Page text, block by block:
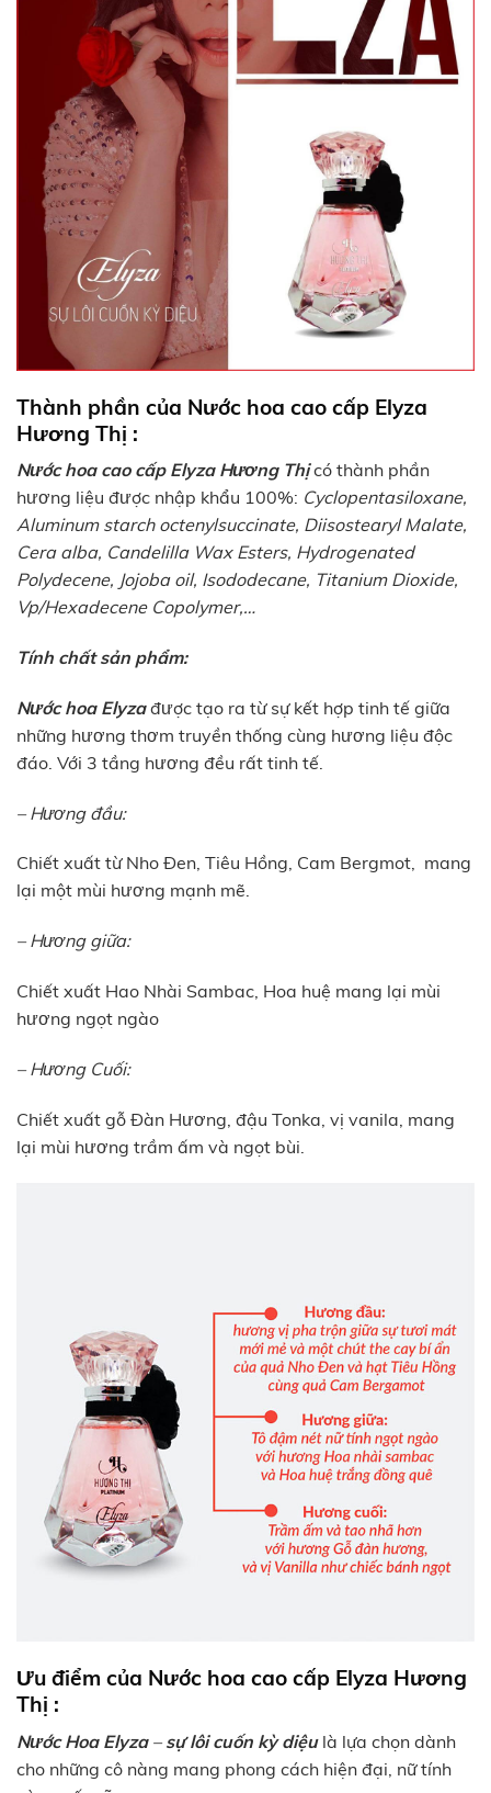
Thành phần của Nước hoa cao cấp Elyza
Hương Thị :
Nước hoa cao cấp Elyza Hương Thịcó thành phần
hương liệu được nhập khẩu 100%: Cyclopentasiloxane,
Aluminum starch octenylsuccinate, Diisostearyl Malate,
Cera alba, Candelilla Wax Esters, Hydrogenated
Polydecene, Jojoba oil, Isododecane, Titanium Dioxide,
Vp/Hexadecene Copolymer,…
Tính chất sản phẩm:
Nước hoa Elyza được tạo ra từ sự kết hợp tinh tế giữa
những hương thơm truyền thống cùng hương liệu độc
đáo. Với 3 tầng hương đều rất tinh tế.
– Hương đầu:
Chiết xuất từ Nho Đen, Tiêu Hồng, Cam Bergmot, mang
lại một mùi hương mạnh mẽ.
– Hương giữa:
Chiết xuất Hao Nhài Sambac, Hoa huệ mang lại mùi
hương ngọt ngào
– Hương Cuối:
Chiết xuất gỗ Đàn Hương, đậu Tonka, vị vanila, mang
lại mùi hương trầm ấm và ngọt bùi.
Ưu điểm của Nước hoa cao cấp Elyza Hương
Thị :
Nước Hoa Elyza–sự lôi cuốn kỳ diệu là lựa chọn dành
cho những cô nàng mang phong cách hiện đại, nữ tính